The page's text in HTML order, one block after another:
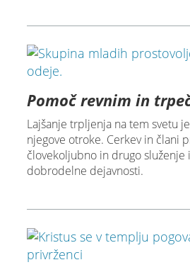
Pomoč revnim in
Lajšanje trpljenja na tem svetu
njegove otroke. Cerkev in člani
človekoljubno in drugo
dobrodelne dejavnosti.